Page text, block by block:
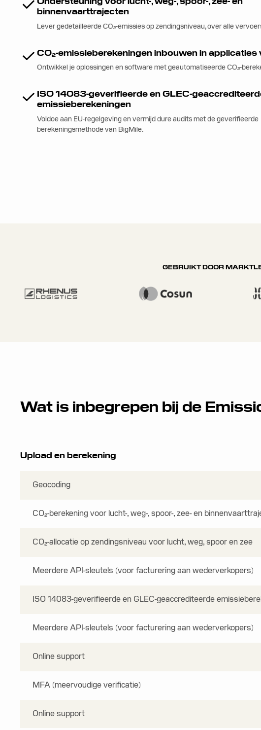
binnenvaarttrajecten
Lever gedetailleerde CO₂-emissies op zendingsniveau, over alle
CO₂-emissieberekeningen inbouwen in applicaties
Ontwikkel je oplossingen en software met geautomatiseerde CO₂-
ISO 14083-geverifieerde en GLEC-
emissieberekeningen
Voldoe aan EU-regelgeving en vermijd dure audits met de geverifieerde
berekeningsmethode van BigMile.
GEBRUIKT DOOR
Wat is inbegrepen bij de
Upload en berekening
Geocoding
CO₂-berekening voor lucht-, weg-, spoor-, zee- en
CO₂-allocatie op zendingsniveau voor lucht, weg, spoor en zee
Meerdere API-sleutels (voor facturering aan wederverkopers)
ISO 14083-geverifieerde en GLEC-geaccrediteerde
Meerdere API-sleutels (voor facturering aan wederverkopers)
Online support
MFA (meervoudige verificatie)
Online support